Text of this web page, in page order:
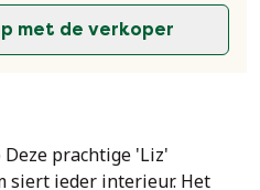
met de verkoper
prachtige 'Liz'
siert ieder interieur. Het